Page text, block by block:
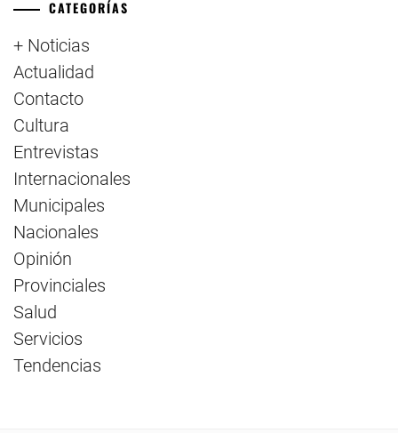
CATEGORÍAS
+ Noticias
Actualidad
Contacto
Cultura
Entrevistas
Internacionales
Municipales
Nacionales
Opinión
Provinciales
Salud
Servicios
Tendencias